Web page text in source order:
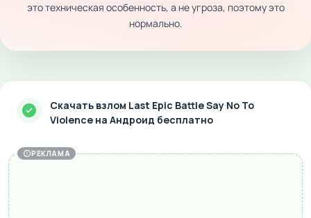
это техническая особенность, а не угроза, поэтому это
нормально.
Скачать взлом Last Epic Battle Say No To
Violence на Андроид бесплатно
РЕКЛАМА